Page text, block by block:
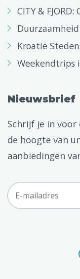
CITY &
Duurzaamheid
Kroatië
Weekendtrips
Nieuwsbrief
Schrijf je in voor
de hoogte van
aanbiedingen